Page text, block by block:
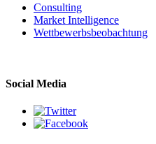
Consulting
Market Intelligence
Wettbewerbs­beobachtung
Social Media